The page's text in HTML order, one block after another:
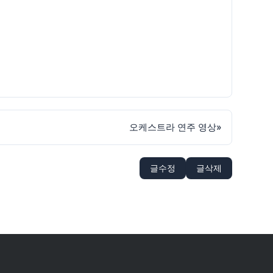
오케스트라 연주 영상»
글수정 글삭제